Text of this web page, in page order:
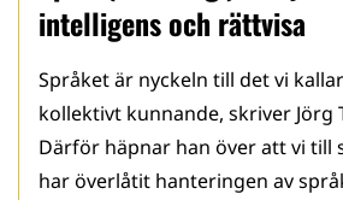
intelligens och rättvisa
Språket är nyckeln till det vi
kollektivt kunnande, skriver Jörg
Därför häpnar han över att vi till
har överlåtit hanteringen av